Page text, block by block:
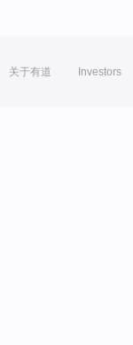
关于有道 Investors